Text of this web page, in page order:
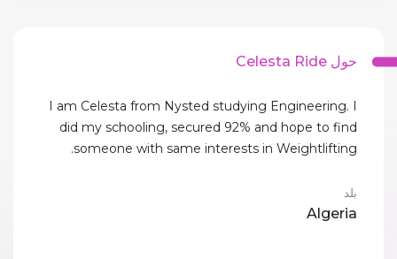
حول Celesta Ride
I am Celesta from Nysted studying Engineering. I
did my schooling, secured 92% and hope to find
someone with same interests in Weightlifting.
بلد
Algeria